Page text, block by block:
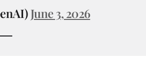
June 3, 2026